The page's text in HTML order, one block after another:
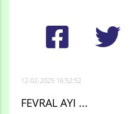
12-02-2025 16:52:52
FEVRAL AYI ...